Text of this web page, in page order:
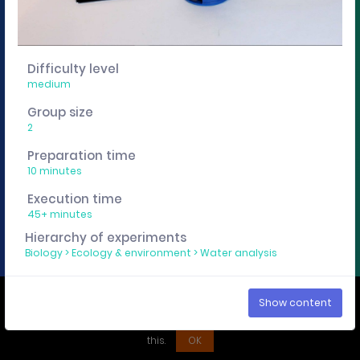
accounthere.
Difficulty level
medium
Group size
2
Preparation time
10 minutes
Execution time
45+ minutes
Hierarchy of experiments
Biology>Ecology & environment >Water analysis
Show content
website. If you continue to use this site we assume that you accept
this.
OK